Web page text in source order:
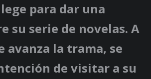
para dar una
su serie de novelas. A
avanza la trama, se
de visitar a su